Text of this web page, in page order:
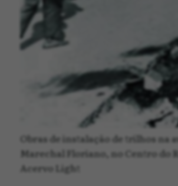
Obras de instalação de trilhos na
Marechal Floriano, no Centro do
Acervo Light